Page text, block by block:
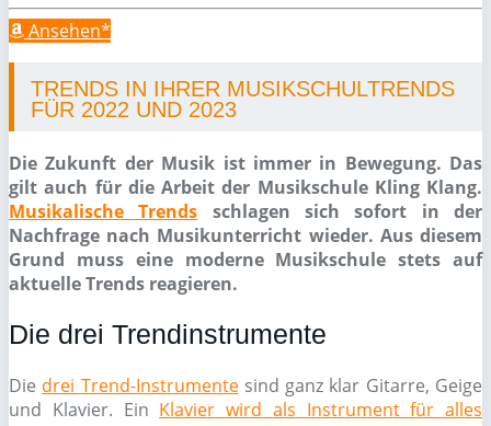
Ansehen*
TRENDS IN IHRER MUSIKSCHULTRENDS
FÜR 2022 UND 2023
Die Zukunft der Musik ist immer in Bewegung. Das
gilt auch für die Arbeit der Musikschule Kling Klang.
Musikalische Trends schlagen sich sofort in der
Nachfrage nach Musikunterricht wieder. Aus diesem
Grund muss eine moderne Musikschule stets auf
aktuelle Trends reagieren.
Die drei Trendinstrumente
Die drei Trend-Instrumentesind ganz klar Gitarre, Geige
und Klavier. Ein Klavier wird als Instrument für alles